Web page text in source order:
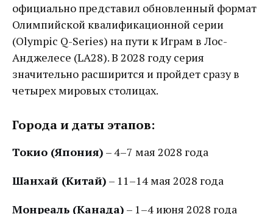
официально представил обновленный формат
Олимпийской квалификационной серии
(Olympic Q-Series) на пути к Играм в Лос-
Анджелесе (LA28). В 2028 году серия
значительно расширится и пройдет сразу в
четырех мировых столицах.
Города и даты этапов:
Токио (Япония) – 4–7 мая 2028 года
Шанхай (Китай) – 11–14 мая 2028 года
Монреаль (Канада) – 1–4 июня 2028 года